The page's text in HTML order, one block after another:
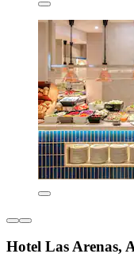
Hotel Las Arenas,